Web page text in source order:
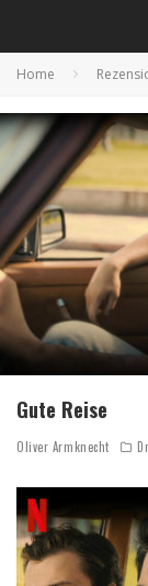
Home
Gute Reise
Oliver Armknecht